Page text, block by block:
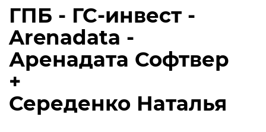
ГПБ - ГС-инвест -
Arenadata -
Аренадата Софтвер
+
Середенко Наталья